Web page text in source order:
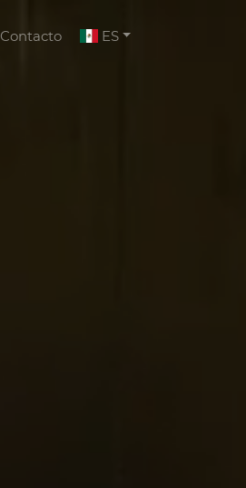
Contacto ES